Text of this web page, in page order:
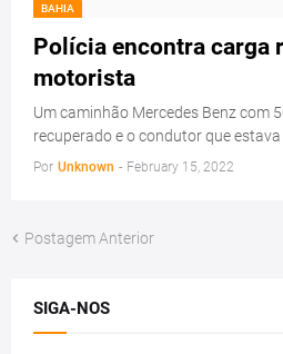
BAHIA
Polícia encontra carga
motorista
Um caminhão Mercedes Benz com
recuperado e o condutor que estava
Por Unknown - February 15, 2022
Postagem Anterior
SIGA-NOS